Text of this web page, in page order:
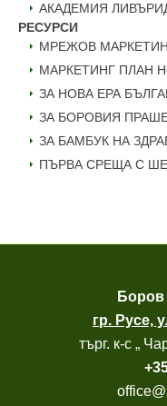
АКАДЕМИЯ
РЕСУРСИ
МРЕЖОВ
МАРКЕТИНГ ПЛАН
ЗА НОВА ЕРА
ЗА БОРОВИЯ
ЗА БАМБУК НА
ПЪРВА СРЕЩА С
Боров
гр. Русе,
търг. к-с „
+